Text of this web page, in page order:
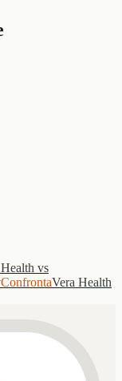
vs
ConfrontaVera Health